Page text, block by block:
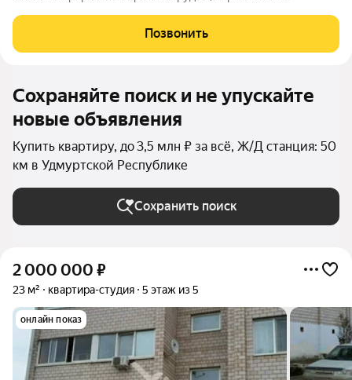
этажностью от 5 до 9 этажей. Выгодное расположение - 500
метров от ул. Воткинское шоссе
Позвонить
Сохраняйте поиск и не упускайте
новые объявления
Купить квартиру, до 3,5 млн ₽ за всё, Ж/Д станция: 50
км в Удмуртской Республике
Сохранить поиск
2 000 000 ₽
23 м² квартира-студия 5 этаж из 5
онлайн показ